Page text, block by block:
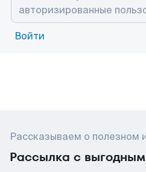
Войти
Рассказываем о полезном
Рассылка с